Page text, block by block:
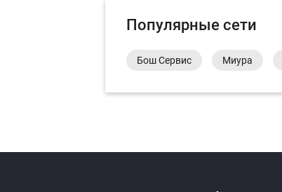
Популярные сети
Бош Сервис Миура